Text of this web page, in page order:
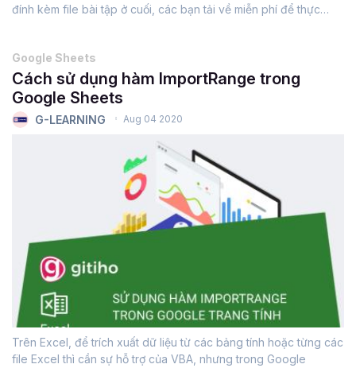
đính kèm file bài tập ở cuối, các bạn tải về miễn phí để thực
Google Sheets
Cách sử dụng hàm ImportRange trong
Google Sheets
G-LEARNING Aug 04 2020
Trên Excel, để trích xuất dữ liệu từ các bảng tính hoặc từng các
file Excel thì cần sự hỗ trợ của VBA, nhưng trong Google